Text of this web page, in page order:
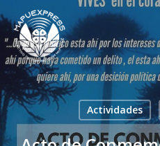
Skip
to
main
content
Actividades